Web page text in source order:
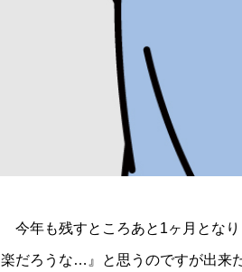
今年も残すところあと1ヶ月とな
楽だろうな…』と思うのですが出来